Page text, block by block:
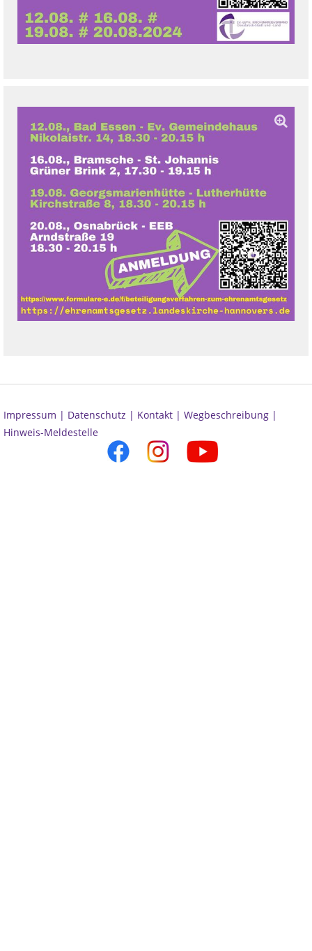
Impressum | Datenschutz | Kontakt | Wegbeschreibung |
Hinweis-Meldestelle